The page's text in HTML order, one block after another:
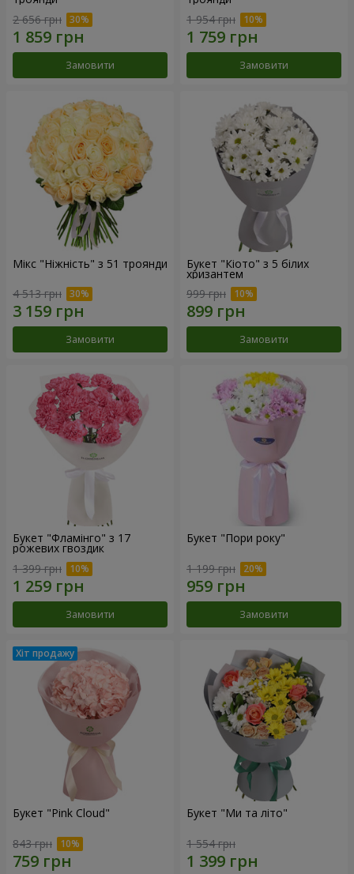
2 656 грн
Замовити
1 954 грн
Замовити
Мікс "Ніжність" з 51 троянди
4 513 грн
Замовити
Букет "Кіото" з 5 білих
хризантем
999 грн
Замовити
Букет "Фламінго" з 17
рожевих гвоздик
1 399 грн
Замовити
Букет "Пори року"
1 199 грн
Замовити
Букет "Pink Cloud"
843 грн
Букет "Ми та літо"
1 554 грн